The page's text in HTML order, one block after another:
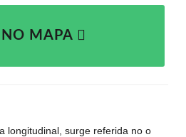
MAPA
longitudinal, surge referida no o